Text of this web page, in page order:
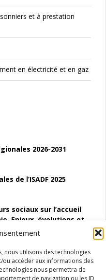
nous utilisons des technologies
accéder aux informations des
nous permettra de
de navigation ou les ID
et à prestation
en électricité et en gaz
2026-2031
de l’ISADF 2025
sociaux sur l’accueil
Enjeux, évolutions et
d’emploi (SAACE)